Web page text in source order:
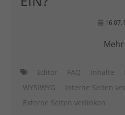
Mehr
Editor FAQ Inhalte
WYSIWYG
Interne Seiten
Externe Seiten verlinken